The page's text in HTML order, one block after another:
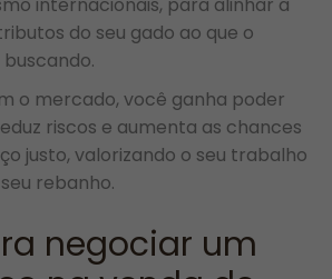
internacionais, para alinhar a
do seu gado ao que o
o mercado, você ganha poder
riscos e aumenta as chances
justo, valorizando o seu trabalho
rebanho.
negociar um